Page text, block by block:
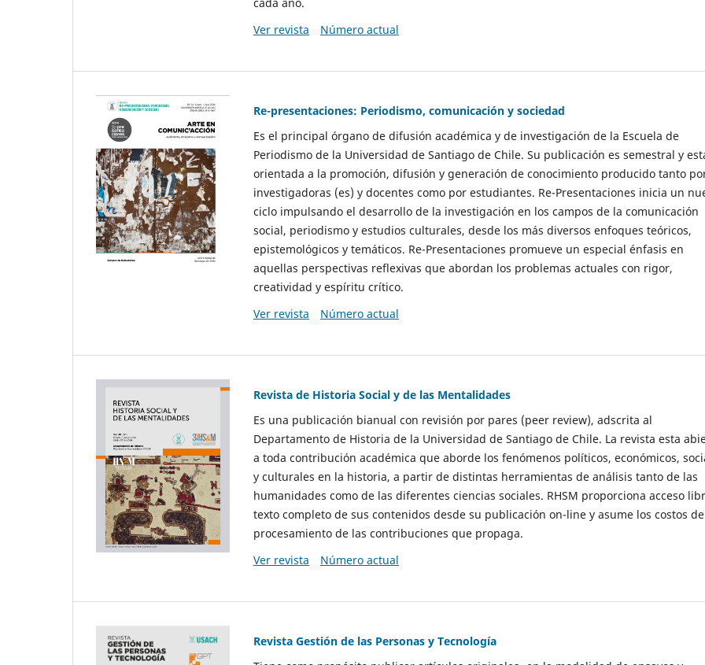
cada año.
Ver revista
Número actual
Re-presentaciones: Periodismo, comunicación y sociedad
Es el principal órgano de difusión académica y de investigación de la Escuela de
Periodismo de la Universidad de Santiago de Chile. Su publicación es semestral y
orientada a la promoción, difusión y generación de conocimiento producido tanto
investigadoras (es) y docentes como por estudiantes. Re-Presentaciones inicia un
ciclo impulsando el desarrollo de la investigación en los campos de la comunicación
social, periodismo y estudios culturales, desde los más diversos enfoques teóricos,
epistemológicos y temáticos. Re-Presentaciones promueve un especial énfasis en
aquellas perspectivas reflexivas que abordan los problemas actuales con rigor,
creatividad y espíritu crítico.
Ver revista
Número actual
Revista de Historia Social y de las Mentalidades
Es una publicación bianual con revisión por pares (peer review), adscrita al
Departamento de Historia de la Universidad de Santiago de Chile. La revista esta
a toda contribución académica que aborde los fenómenos políticos, económicos,
y culturales en la historia, a partir de distintas herramientas de análisis tanto de las
humanidades como de las diferentes ciencias sociales. RHSM proporciona acceso
texto completo de sus contenidos desde su publicación on-line y asume los costos de
procesamiento de las contribuciones que propaga.
Ver revista
Número actual
Revista Gestión de las Personas y Tecnología